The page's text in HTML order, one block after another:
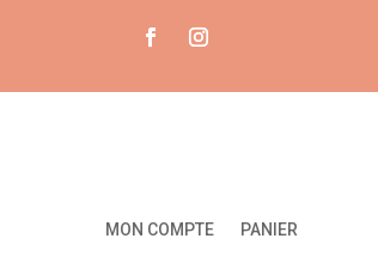
MON COMPTE PANIER